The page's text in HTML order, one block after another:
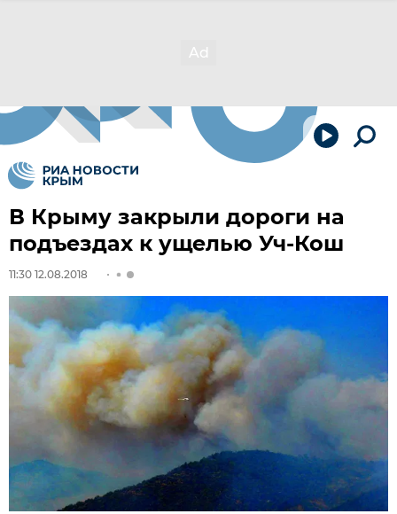
В Крыму закрыли дороги на
подъездах к ущелью Уч-Кош
11:30 12.08.2018